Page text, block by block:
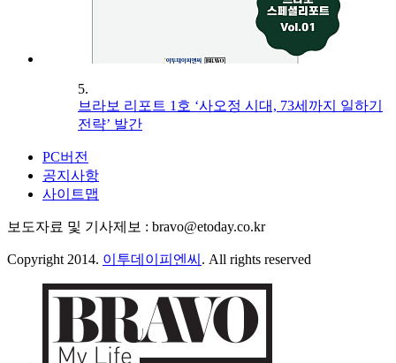
5.
브라보 리포트 1호 ‘사오정 시대, 73세까지 일하기
전략’ 발간
PC버전
공지사항
사이트맵
보도자료 및 기사제보 : bravo@etoday.co.kr
Copyright 2014. 이투데이피엔씨 . All rights reserved